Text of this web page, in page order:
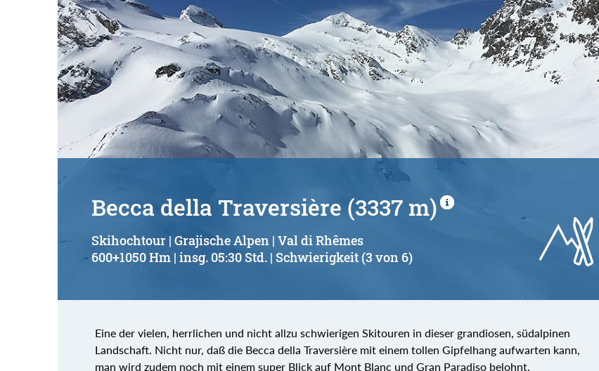
Becca della Traversière (3337 m)
Skihochtour | Grajische Alpen | Val di Rhêmes
600+1050 Hm | insg. 05:30 Std. | Schwierigkeit (3 von 6)
Eine der vielen, herrlichen und nicht allzu schwierigen Skitouren in dieser grandiosen, südalpinen
Landschaft. Nicht nur, daß die Becca della Traversière mit einem tollen Gipfelhang aufwarten kann,
man wird zudem noch mit einem super Blick auf Mont Blanc und Gran Paradiso belohnt.